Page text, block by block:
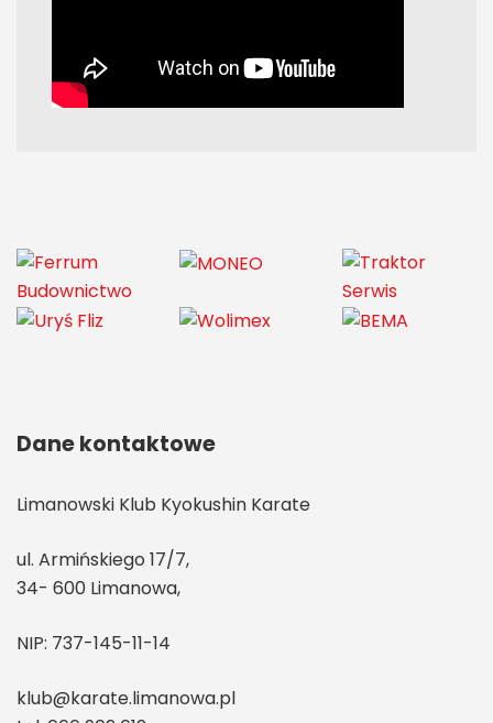
Dane kontaktowe
Limanowski Klub Kyokushin Karate
ul. Armińskiego 17/7,
34- 600 Limanowa,
NIP: 737-145-11-14
klub@karate.limanowa.pl